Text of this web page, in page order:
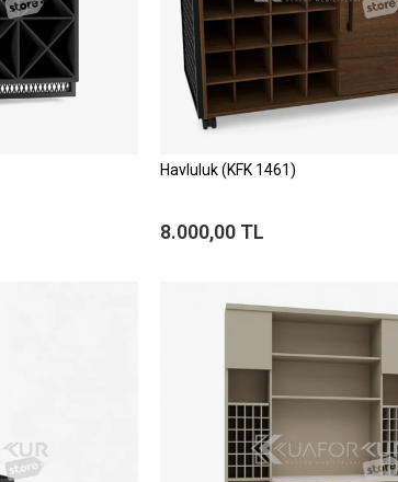
Havluluk (KFK 1461)
8.000,00 TL